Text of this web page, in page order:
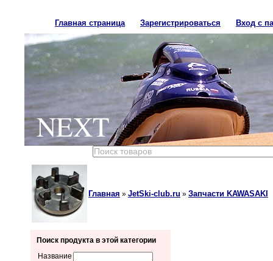
Главная страница Зарегистрироваться Вход с
NEXT
Главная » JetSki-club.ru » Запчасти KAWASAKI
Поиск продукта в этой категории
Название